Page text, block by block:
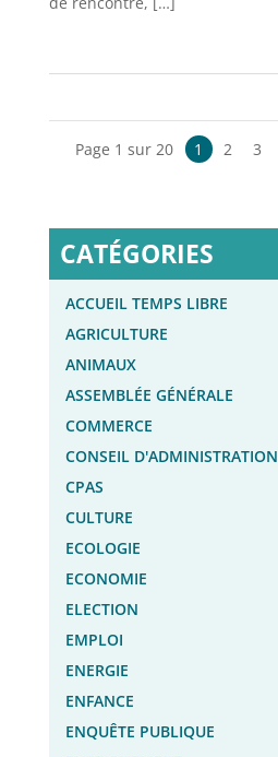
Page 1 sur 20 1 2 3
CATÉGORIES
ACCUEIL TEMPS LIBRE
AGRICULTURE
ANIMAUX
ASSEMBLÉE GÉNÉRALE
COMMERCE
CONSEIL D'ADMINISTRATION
CPAS
CULTURE
ECOLOGIE
ECONOMIE
ELECTION
EMPLOI
ENERGIE
ENFANCE
ENQUÊTE PUBLIQUE